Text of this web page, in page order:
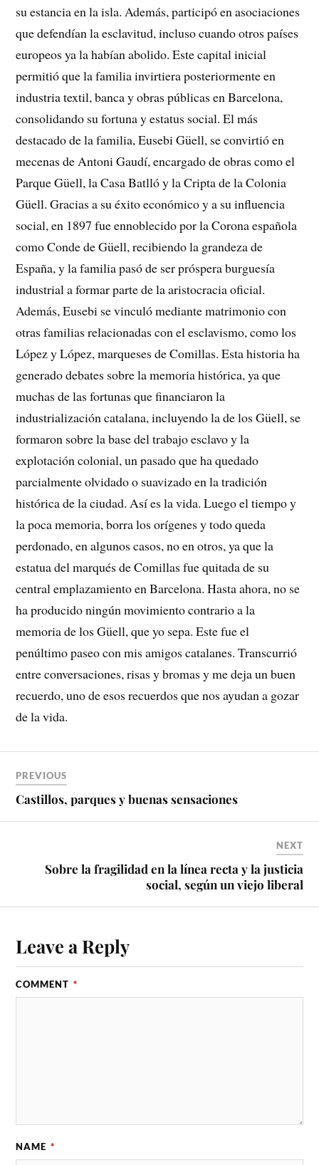
su estancia en la isla. Además, participó en asociaciones
que defendían la esclavitud, incluso cuando otros países
europeos ya la habían abolido. Este capital inicial
permitió que la familia invirtiera posteriormente en
industria textil, banca y obras públicas en Barcelona,
consolidando su fortuna y estatus social. El más
destacado de la familia, Eusebi Güell, se convirtió en
mecenas de Antoni Gaudí, encargado de obras como el
Parque Güell, la Casa Batlló y la Cripta de la Colonia
Güell. Gracias a su éxito económico y a su influencia
social, en 1897 fue ennoblecido por la Corona española
como Conde de Güell, recibiendo la grandeza de
España, y la familia pasó de ser próspera burguesía
industrial a formar parte de la aristocracia oficial.
Además, Eusebi se vinculó mediante matrimonio con
otras familias relacionadas con el esclavismo, como los
López y López, marqueses de Comillas. Esta historia ha
generado debates sobre la memoria histórica, ya que
muchas de las fortunas que financiaron la
industrialización catalana, incluyendo la de los Güell, se
formaron sobre la base del trabajo esclavo y la
explotación colonial, un pasado que ha quedado
parcialmente olvidado o suavizado en la tradición
histórica de la ciudad. Así es la vida. Luego el tiempo y
la poca memoria, borra los orígenes y todo queda
perdonado, en algunos casos, no en otros, ya que la
estatua del marqués de Comillas fue quitada de su
central emplazamiento en Barcelona. Hasta ahora, no se
ha producido ningún movimiento contrario a la
memoria de los Güell, que yo sepa. Este fue el
penúltimo paseo con mis amigos catalanes. Transcurrió
entre conversaciones, risas y bromas y me deja un buen
recuerdo, uno de esos recuerdos que nos ayudan a gozar
de la vida.
PREVIOUS
Castillos, parques y buenas sensaciones
NEXT
Sobre la fragilidad en la línea recta y la justicia
social, según un viejo liberal
Leave a Reply
COMMENT *
NAME *